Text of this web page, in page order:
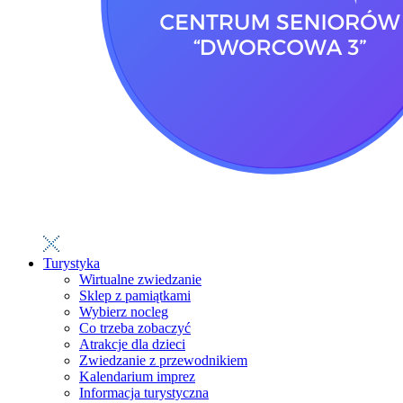
Turystyka
Wirtualne zwiedzanie
Sklep z pamiątkami
Wybierz nocleg
Co trzeba zobaczyć
Atrakcje dla dzieci
Zwiedzanie z przewodnikiem
Kalendarium imprez
Informacja turystyczna